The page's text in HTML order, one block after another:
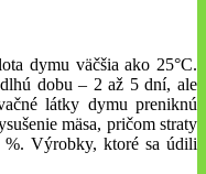
dymu väčšia ako 25°C.
dobu – 2 až 5 dní, ale
látky dymu preniknú
mäsa, pričom straty
Výrobky, ktoré sa údili